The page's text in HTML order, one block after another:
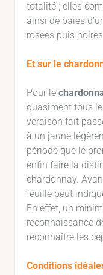
totalité ; elles
ainsi de baies
rosées puis
Et sur le
Pour le
quasiment tous
véraison fait
à un jaune
période que le
enfin faire la
chardonnay.
feuille peut
En effet, un
reconnaissance
reconnaître les
Conditions